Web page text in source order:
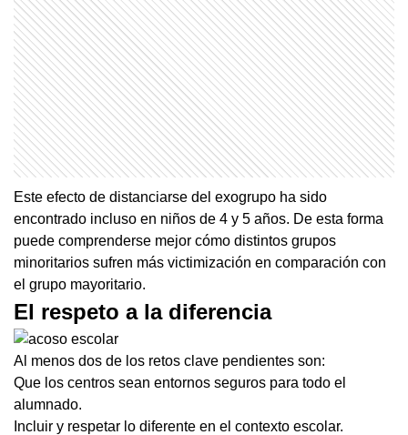
Este efecto de distanciarse del exogrupo ha sido
encontrado incluso en niños de 4 y 5 años. De esta forma
puede comprenderse mejor cómo distintos grupos
minoritarios sufren más victimización en comparación con
el grupo mayoritario.
El respeto a la diferencia
Al menos dos de los retos clave pendientes son:
Que los centros sean entornos seguros para todo el
alumnado.
Incluir y respetar lo diferente en el contexto escolar.